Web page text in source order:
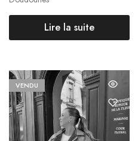
Lire la suite
VENDU